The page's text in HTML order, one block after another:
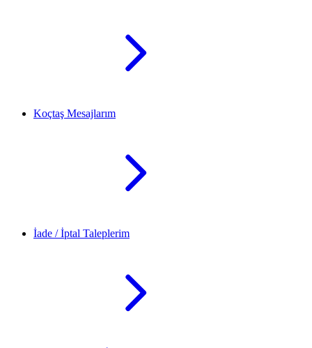
Koçtaş Mesajlarım
İade / İptal Taleplerim